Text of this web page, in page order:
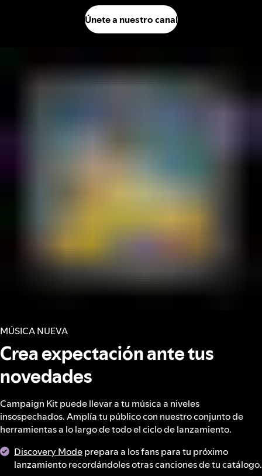
Únete a nuestro canal
MÚSICA NUEVA
Crea expectación ante tus
novedades
Campaign Kit puede llevar a tu música a niveles
insospechados. Amplía tu público con nuestro conjunto de
herramientas a lo largo de todo el ciclo de lanzamiento.
Discovery Modeprepara a los fans para tu próximo
lanzamiento recordándoles otras canciones de tu catálogo.